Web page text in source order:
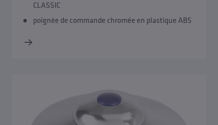
CLASSIC
poignée de commande chromée en plastique ABS